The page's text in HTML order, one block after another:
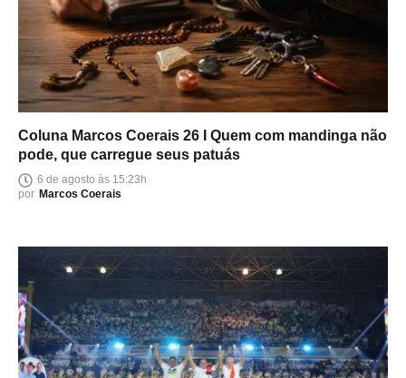
Coluna Marcos Coerais 26 I Quem com mandinga não
pode, que carregue seus patuás
6 de agosto às 15:23h
por Marcos Coerais